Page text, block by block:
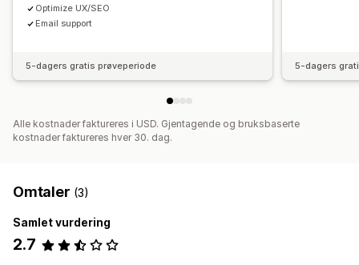
Optimize UX/SEO
Email support
5-dagers gratis prøveperiode 5-dagers
Alle kostnader faktureres i USD. Gjentagende og bruksbaserte
kostnader faktureres hver 30. dag.
Omtaler (3)
Samlet vurdering
2.7